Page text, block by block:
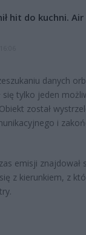
hit do kuchni.
danych
się tylko jeden
został
i
emisji
z kierunkiem, z